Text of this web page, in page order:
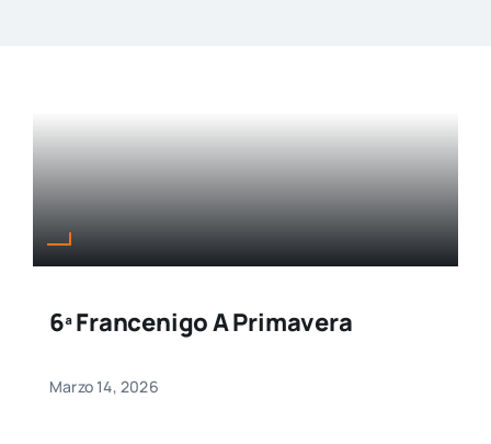
6ª Francenigo A Primavera
Marzo 14, 2026